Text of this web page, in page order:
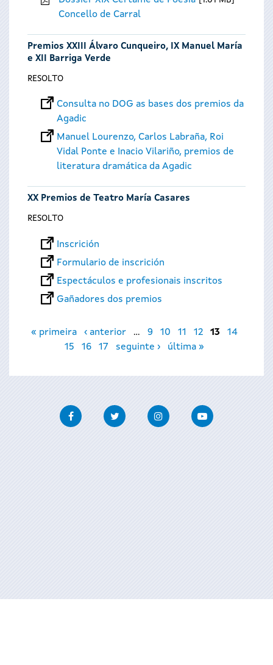
Concello de Carral
Premios XXIII Álvaro Cunqueiro, IX Manuel María
e XII Barriga Verde
RESOLTO
Consulta no DOG as bases dos premios da
Agadic
Manuel Lourenzo, Carlos Labraña, Roi
Vidal Ponte e Inacio Vilariño, premios de
literatura dramática da Agadic
XX Premios de Teatro María Casares
RESOLTO
Inscrición
Formulario de inscrición
Espectáculos e profesionais inscritos
Gañadores dos premios
Páxinas
« primeira ‹ anterior … 9 10 11 12 13
14
15
16 17 seguinte › última »
FacebookTwitter InstagramYoutube